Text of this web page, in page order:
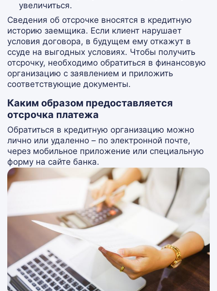
увеличиться.
Сведения об отсрочке вносятся в кредитную
историю заемщика. Если клиент нарушает
условия договора, в будущем ему откажут в
ссуде на выгодных условиях. Чтобы получить
отсрочку, необходимо обратиться в финансовую
организацию с заявлением и приложить
соответствующие документы.
Каким образом предоставляется
отсрочка платежа
Обратиться в кредитную организацию можно
лично или удаленно – по электронной почте,
через мобильное приложение или специальную
форму на сайте банка.